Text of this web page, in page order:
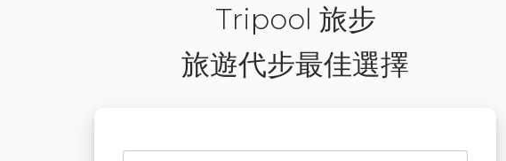
Tripool 旅步
旅遊代步最佳選擇